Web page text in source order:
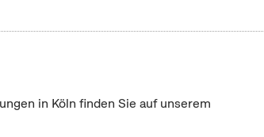
in Köln finden Sie auf unserem